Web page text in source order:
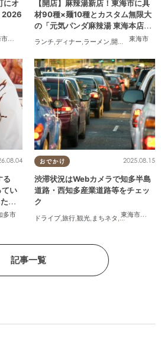
東海市大府市 知多市, 東浦町, 阿久比町 ,半田市 常滑市,武豊
にオ
2026
東海市
【開店】麻辣湯新店！東海市に具
材90種×麺10種とカスタム無限大
の「元気パンダ麻辣湯 東海本店」
ランチ,ディナー,ラーメン,開店 夫婦,カッ
多市
る
てい
ま
る調査隊 行ってみたレポ
おでかけ
東海市
,大府
2025.08.15
渋滞状況はWebカメラで知多半島
道路・西知多産業道路等をチェッ
ク
ドライブ,旅行,観光, まちネタ ,渋滞
記事一覧